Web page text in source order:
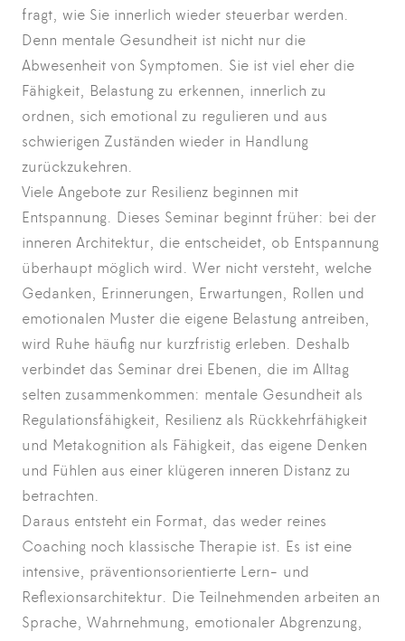
fragt, wie Sie innerlich wieder steuerbar werden.
Denn mentale Gesundheit ist nicht nur die
Abwesenheit von Symptomen. Sie ist viel eher die
Fähigkeit, Belastung zu erkennen, innerlich zu
ordnen, sich emotional zu regulieren und aus
schwierigen Zuständen wieder in Handlung
zurückzukehren.
Viele Angebote zur Resilienz beginnen mit
Entspannung. Dieses Seminar beginnt früher: bei der
inneren Architektur, die entscheidet, ob Entspannung
überhaupt möglich wird. Wer nicht versteht, welche
Gedanken, Erinnerungen, Erwartungen, Rollen und
emotionalen Muster die eigene Belastung antreiben,
wird Ruhe häufig nur kurzfristig erleben. Deshalb
verbindet das Seminar drei Ebenen, die im Alltag
selten zusammenkommen: mentale Gesundheit als
Regulationsfähigkeit, Resilienz als Rückkehrfähigkeit
und Metakognition als Fähigkeit, das eigene Denken
und Fühlen aus einer klügeren inneren Distanz zu
betrachten.
Daraus entsteht ein Format, das weder reines
Coaching noch klassische Therapie ist. Es ist eine
intensive, präventionsorientierte Lern- und
Reflexionsarchitektur. Die Teilnehmenden arbeiten an
Sprache, Wahrnehmung, emotionaler Abgrenzung,